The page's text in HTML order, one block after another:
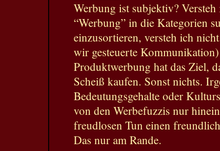
Werbung ist subjektiv?
“Werbung” in die Kategorien
einzusortieren, versteh ich
wir gesteuerte
Produktwerbung hat das Ziel,
Scheiß kaufen. Sonst nichts.
Bedeutungsgehalte oder
von den Werbefuzzis nur
freudlosen Tun einen
Das nur am Rande.